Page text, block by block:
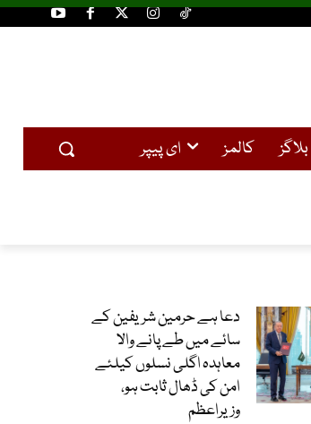
بلاگز کالمز ای پیپر
دعا ہے حرمین شریفین کے
سائے میں طے پانے والا
معاہدہ اگلی نسلوں کیلئے
امن کی ڈھال ثابت ہو،
وزیراعظم